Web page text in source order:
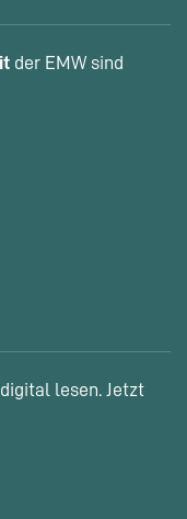
der EMW sind
lesen. Jetzt